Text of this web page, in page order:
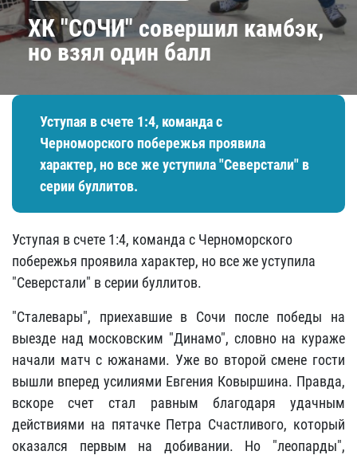
ХК "СОЧИ" совершил камбэк,
но взял один балл
Уступая в счете 1:4, команда с
Черноморского побережья проявила
характер, но все же уступила "Северстали" в
серии буллитов.
Уступая в счете 1:4, команда с Черноморского
побережья проявила характер, но все же уступила
"Северстали" в серии буллитов.
"Сталевары", приехавшие в Сочи после победы на
выезде над московским "Динамо", словно на кураже
начали матч с южанами. Уже во второй смене гости
вышли вперед усилиями Евгения Ковыршина. Правда,
вскоре счет стал равным благодаря удачным
действиями на пятачке Петра Счастливого, который
оказался первым на добивании. Но "леопарды",